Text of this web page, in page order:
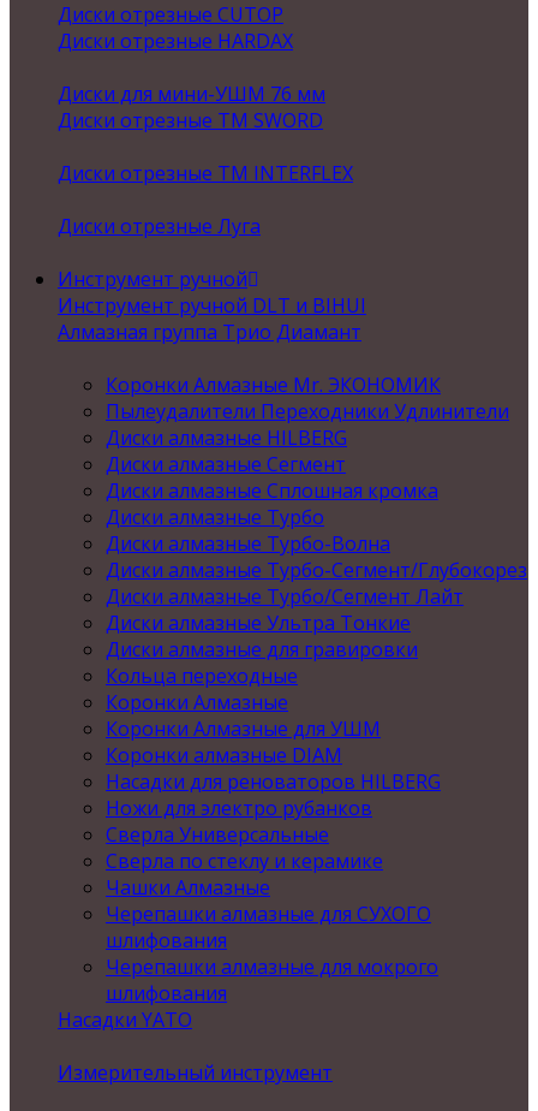
Диски отрезные CUTOP
Диски отрезные HARDAX
Диски для мини-УШМ 76 мм
Диски отрезные ТМ SWORD
Диски отрезные ТМ INTERFLEX
Диски отрезные Луга
Инструмент ручной
Инструмент ручной DLT и BIHUI
Алмазная группа Трио Диамант
Коронки Алмазные Mr. ЭКОНОМИК
Пылеудалители Переходники Удлинители
Диски алмазные HILBERG
Диски алмазные Сегмент
Диски алмазные Сплошная кромка
Диски алмазные Турбо
Диски алмазные Турбо-Волна
Диски алмазные Турбо-Сегмент/Глубокорез
Диски алмазные Турбо/Сегмент Лайт
Диски алмазные Ультра Тонкие
Диски алмазные для гравировки
Кольца переходные
Коронки Алмазные
Коронки Алмазные для УШМ
Коронки алмазные DIAM
Насадки для реноваторов HILBERG
Ножи для электро рубанков
Сверла Универсальные
Сверла по стеклу и керамике
Чашки Алмазные
Черепашки алмазные для СУХОГО
шлифования
Черепашки алмазные для мокрого
шлифования
Насадки YATO
Измерительный инструмент